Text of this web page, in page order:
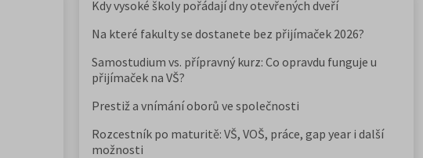
Kdy vysoké školy pořádají dny otevřených dveří
Na které fakulty se dostanete bez přijímaček 2026?
Samostudium vs. přípravný kurz: Co opravdu funguje u
přijímaček na VŠ?
Prestiž a vnímání oborů ve společnosti
Rozcestník po maturitě: VŠ, VOŠ, práce, gap year i další
možnosti